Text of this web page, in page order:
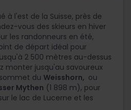
à l'est de la Suisse, près de
vous des skieurs en hiver
les randonneurs en été,
de départ idéal pour
2 500 mètres au-dessus
monter jusqu'au savoureux
du Weisshorn, ou
Mythen (1 898 m), pour
le lac de Lucerne et les